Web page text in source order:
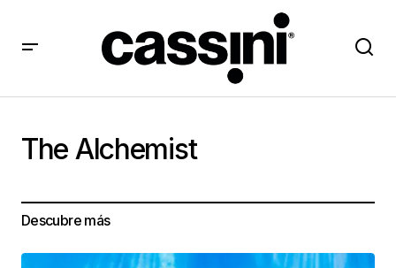
The Alchemist
Descubre más